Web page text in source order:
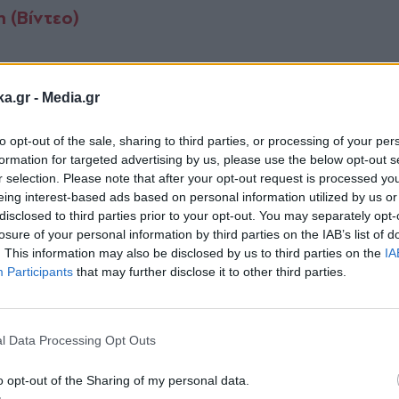
- Media.gr
opt-out of the sale, sharing to third parties, or processing of your
for targeted advertising by us, please use the below opt-out
selection. Please note that after your opt-out request is processed
interest-based ads based on personal information utilized by us
to third parties prior to your opt-out. You may separately
of your personal information by third parties on the IAB’s list of
This information may also be disclosed by us to third parties on the
Participants that may further disclose it to other third parties.
Data Processing Opt Outs
opt-out of the Sharing of my personal data.
(Βίντεο)
24ωρα, παραμένει στη
και διευθυντής του ΕΣΥ,
Γιώργο Μυλωνάκη υπάρχουν κάποιες
αυτές θα είναι οι πιο κρίσιμες, ενώ ένας
για τουλάχιστον 10 ημέρες πριν τον
το ανεύρυσμα από την εγκεφαλική
την υπάρχουσα αιμορραγία, αλλά δεν
για να ενημερωθούν για την
newsletter